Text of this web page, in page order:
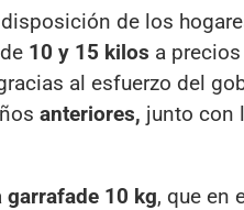
de los
10 y 15 kilos a
al esfuerzo del
anteriores, junto con
garrafade 10 kg, que en